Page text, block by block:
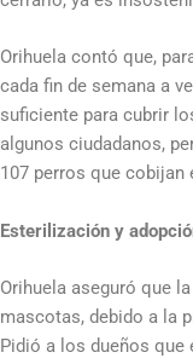
Orihuela contó que,
cada fin de semana a
suficiente para cubrir
algunos ciudadanos,
107 perros que cobijan
Esterilización y
Orihuela aseguró que
mascotas, debido a la
Pidió a los dueños